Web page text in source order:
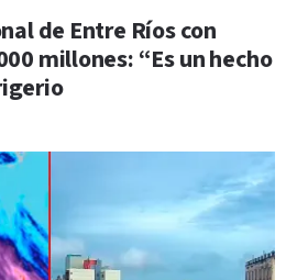
de Entre Ríos con
millones: “Es un hecho